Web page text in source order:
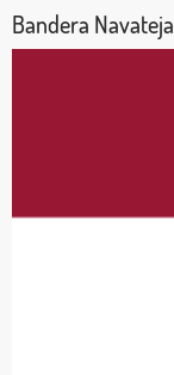
Bandera